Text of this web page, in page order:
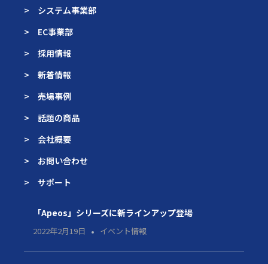
> システム事業部
> EC事業部
> 採用情報
> 新着情報
> 売場事例
> 話題の商品
> 会社概要
> お問い合わせ
> サポート
「Apeos」シリーズに新ラインアップ登場
2022年2月19日 イベント情報